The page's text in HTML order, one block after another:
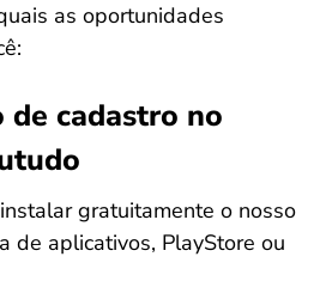
as oportunidades
de cadastro no
gratuitamente o nosso
de aplicativos, PlayStore ou